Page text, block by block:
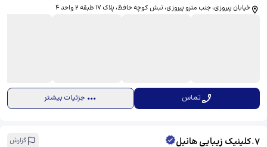
خیابان پیروزی، جنب مترو پیروزی، نبش کوچه حافظ، پلاک ۱۷ طبقه ۲ واحد ۴
تماس جزئیات بیشتر
7
.کلینیک زیبایی هانیل گزارش